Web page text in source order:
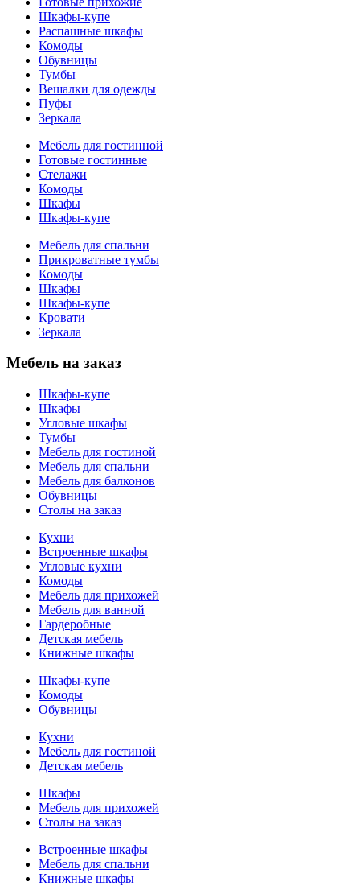
Шкафы-купе
Распашные шкафы
Комоды
Обувницы
Тумбы
Вешалки для одежды
Пуфы
Зеркала
Мебель для гостинной
Готовые гостинные
Стелажи
Комоды
Шкафы
Шкафы-купе
Мебель для спальни
Прикроватные тумбы
Комоды
Шкафы
Шкафы-купе
Кровати
Зеркала
Мебель на заказ
Шкафы-купе
Шкафы
Угловые шкафы
Тумбы
Мебель для гостиной
Мебель для спальни
Мебель для балконов
Обувницы
Столы на заказ
Кухни
Встроенные шкафы
Угловые кухни
Комоды
Мебель для прихожей
Мебель для ванной
Гардеробные
Детская мебель
Книжные шкафы
Шкафы-купе
Комоды
Обувницы
Кухни
Мебель для гостиной
Детская мебель
Шкафы
Мебель для прихожей
Столы на заказ
Встроенные шкафы
Мебель для спальни
Книжные шкафы